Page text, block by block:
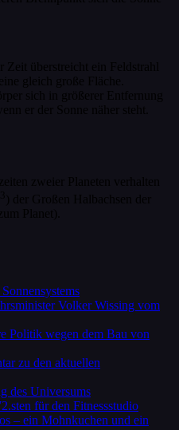
Volker Wissing vom
Politik wegen dem Bau von
zu den aktuellen
des Universums
für den Fitnessstudio
– ein Mohnkuchen und ein